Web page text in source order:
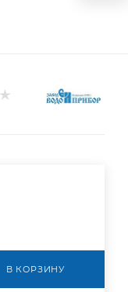
В КОРЗИНУ